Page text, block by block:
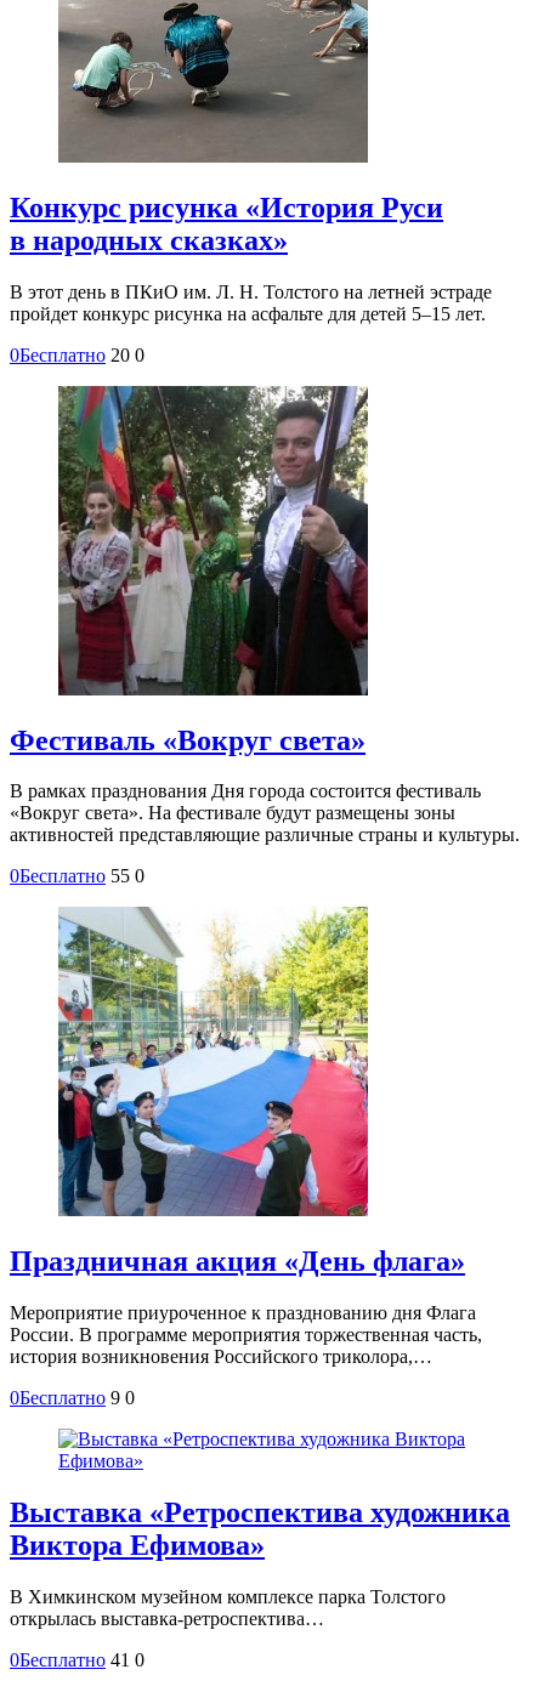
Конкурс рисунка «История Руси
в народных сказках»
В этот день в ПКиО им. Л. Н. Толстого на летней эстраде
пройдет конкурс рисунка на асфальте для детей 5–15 лет.
0Бесплатно 20 0
Фестиваль «Вокруг света»
В рамках празднования Дня города состоится фестиваль
«Вокруг света». На фестивале будут размещены зоны
активностей представляющие различные страны и культуры.
0Бесплатно 55 0
Праздничная акция «День флага»
Мероприятие приуроченное к празднованию дня Флага
России. В программе мероприятия торжественная часть,
история возникновения Российского триколора,…
0Бесплатно 9 0
Выставка «Ретроспектива художника
Виктора Ефимова»
В Химкинском музейном комплексе парка Толстого
открылась выставка-ретроспектива…
0Бесплатно 41 0